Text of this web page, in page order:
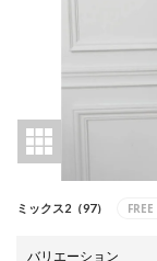
ミックス2（97） FREE
バリエーション